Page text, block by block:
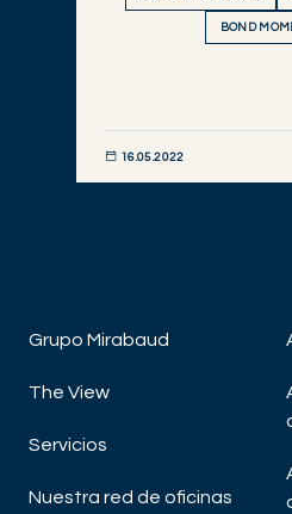
BOND
16.05.2022
Grupo Mirabaud
The View
Servicios
Nuestra red de oficinas